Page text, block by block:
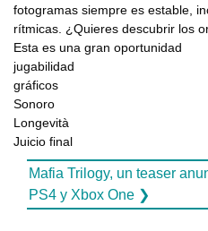
fotogramas siempre es estable,
rítmicas. ¿Quieres descubrir los
Esta es una gran oportunidad
jugabilidad
gráficos
Sonoro
Longevità
Juicio final
Mafia Trilogy, un teaser
PS4 y Xbox One ❯